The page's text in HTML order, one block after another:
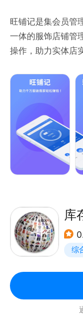
官方网站：
旺铺记是集会员管
一体的服饰店铺管
操作，助力实体店
【会员管理】扫一
储值、积分、等级
有账单自助查询，
【微信营销】卡券
次消费消费提醒：
优惠促销：优惠活
【收银记账】支持
宝多种记账方式以
【店铺管理】单店
【经营分析】会员
成、经营报表等多
库
综